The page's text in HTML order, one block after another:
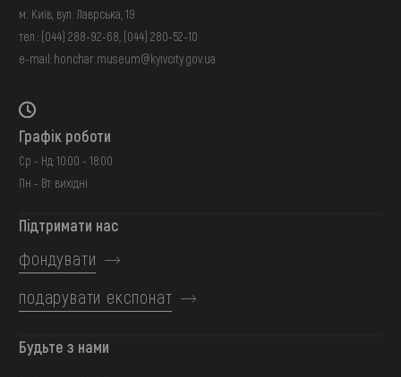
м. Київ, вул. Лаврська, 19
тел.: (044) 288-92-68 (044) 280-52-10
e-mail: honchar.museum@kyivcity.gov.ua
Графік роботи
Ср - Нд: 10:00 - 18:00
Пн - Вт: вихідні
Підтримати нас
фондувати
подарувати експонат
Будьте з нами